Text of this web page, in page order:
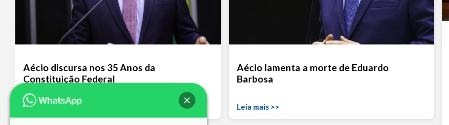
Aécio discursa nos 35 Anos da
Constituição Federal
Leia mais >>
Aécio lamenta a morte de Eduardo
Barbosa
Leia mais >>